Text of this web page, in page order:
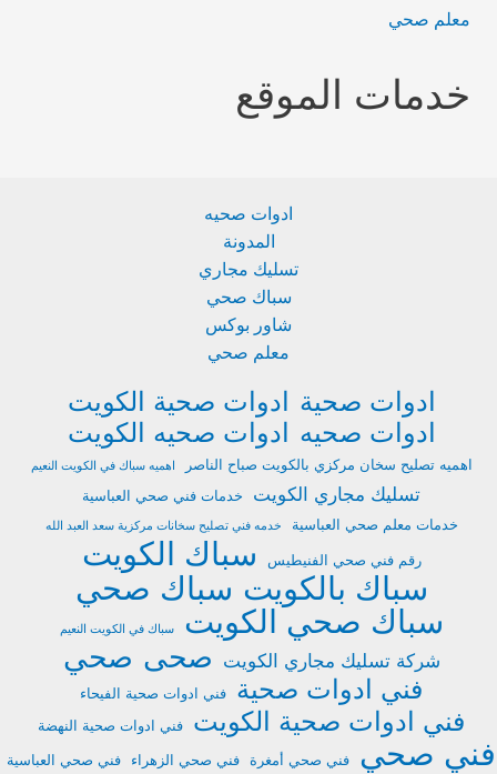
معلم صحي
خدمات الموقع
ادوات صحيه
المدونة
تسليك مجاري
سباك صحي
شاور بوكس
معلم صحي
ادوات صحية ادوات صحية الكويت
ادوات صحيه ادوات صحيه الكويت
اهميه تصليح سخان مركزي بالكويت صباح الناصر اهميه سباك في الكويت النعيم
تسليك مجاري الكويت
خدمات فني صحي العباسية
خدمات معلم صحي العباسية
خدمه فني تصليح سخانات مركزية سعد العبد الله
رقم فني صحي الفنيطيس
سباك الكويت
سباك بالكويت سباك صحي
سباك صحي الكويت
سباك في الكويت النعيم
شركة تسليك مجاري الكويت صحى صحي
فني ادوات صحية فني ادوات صحية الفيحاء
فني ادوات صحية الكويت فني ادوات صحية النهضة
فني صحي فني صحي أمغرة فني صحي الزهراء
فني صحي العباسية